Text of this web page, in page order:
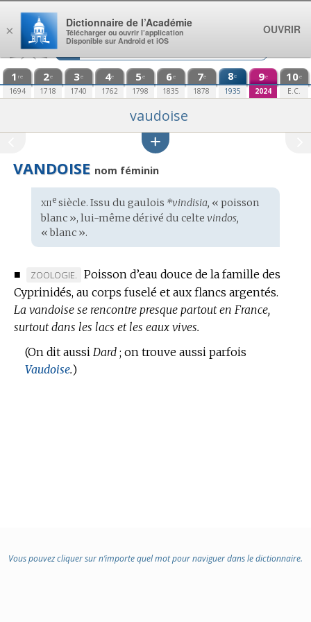
Aller au contenu
1 re
1694
2e
1718
3e
1740
4e
1762
5e
1798
6e
1835
7e
1878
8e
1935
9e
2024
10e
E.C.
vaudoise
VANDOISE nom féminin
Étymologie
:
xiiesiècle. Issu du gaulois *vindisia, « poisson
blanc », lui-même dérivé du celte vindos,
« blanc ».
■
MARQUE
DE
DOMAINE
:
ZOOLOGIE.
Poisson d’eau douce de la famille des
Cyprinidés, au corps fuselé et aux flancs argentés.
La vandoise se rencontre presque partout en France,
surtout dans les lacs et les eaux vives.
(On dit aussi Dard ; on trouve aussi parfois
Vaudoise.)
Vous pouvez cliquer sur n’importe quel mot pour naviguer dans le dictionnaire.
×
Dictionnaire de l’Académie
Télécharger ou ouvrir l’application
Disponible sur Android et iOS
OUVRIR